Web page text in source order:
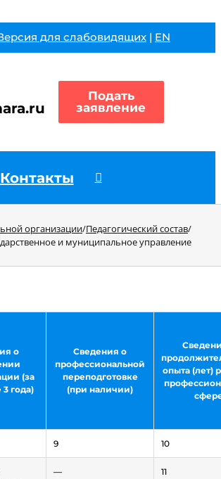
для слабовидящих | EN
Подать
заявление
Контакты
организации/Педагогический состав/
и муниципальное управление
о
(за
года)
Сведения о
профессиональной
переподготовке
(при наличии)
опыта (лет)
9 10
— 11